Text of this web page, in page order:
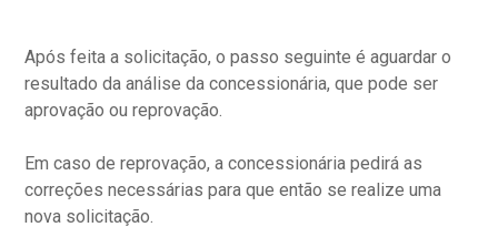
Após feita a solicitação, o passo seguinte é aguardar o
resultado da análise da concessionária, que pode ser
aprovação ou reprovação.
Em caso de reprovação, a concessionária pedirá as
correções necessárias para que então se realize uma
nova solicitação.